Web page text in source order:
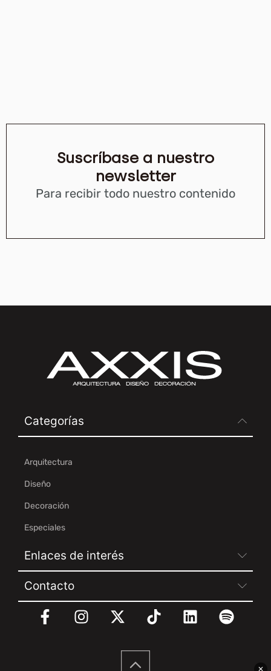
Suscríbase a nuestro
newsletter
Para recibir todo nuestro contenido
✕
Categorías
Arquitectura
Diseño
Decoración
Especiales
Enlaces de interés
Contacto